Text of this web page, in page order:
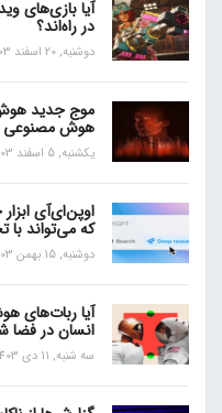
آیا بازی‌های
در راه‌اند؟
دوشنبه, 20 اسفند 1403, ساعت 18:24
موج جدید
هوش مصنوعی
یکشنبه, 5 اسفند 1403, ساعت 20:03
اوپن‌ای‌آی
که می‌تواند با
دوشنبه, 15 بهمن 1403, ساعت 19:57
آیا ربات‌های
انسان در فضا
سه شنبه, 11 دی 1403, ساعت 10:01